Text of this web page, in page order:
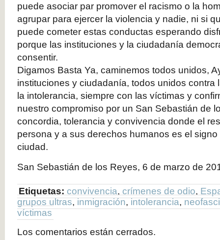
puede asociar par promover el racismo o la
agrupar para ejercer la violencia y nadie, ni si
puede cometer estas conductas esperando
porque las instituciones y la ciudadanía
consentir.
Digamos Basta Ya, caminemos todos unidos,
instituciones y ciudadanía, todos unidos contra
la intolerancia, siempre con las víctimas y
nuestro compromiso por un San Sebastián de
concordia, tolerancia y convivencia donde el
persona y a sus derechos humanos es el
ciudad.
San Sebastián de los Reyes, 6 de marzo de
Etiquetas: convivencia, crímenes de odio,
grupos ultras, inmigración, intolerancia,
víctimas
Los comentarios están cerrados.